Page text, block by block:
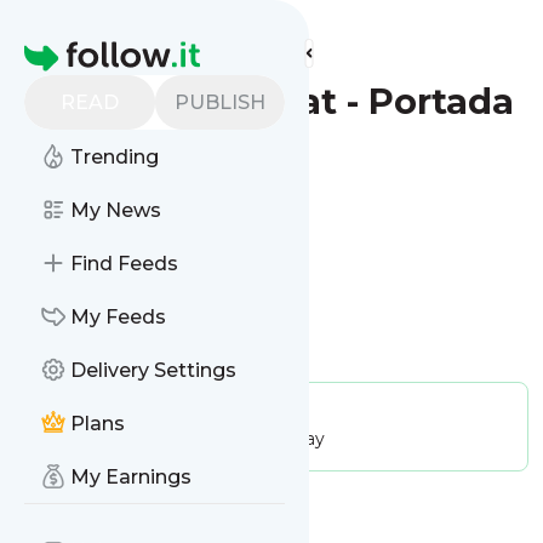
Homepage
PUBLISH
Trending
My News
Find Feeds
My Feeds
Delivery Settings
Plans
My Earnings
Find more feeds
El Nacional.cat - Portada
Follow
Publisher:
Message frequency:
107.29 / day